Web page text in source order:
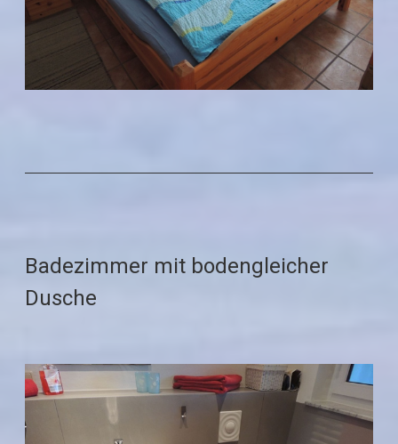
Badezimmer mit bodengleicher
Dusche